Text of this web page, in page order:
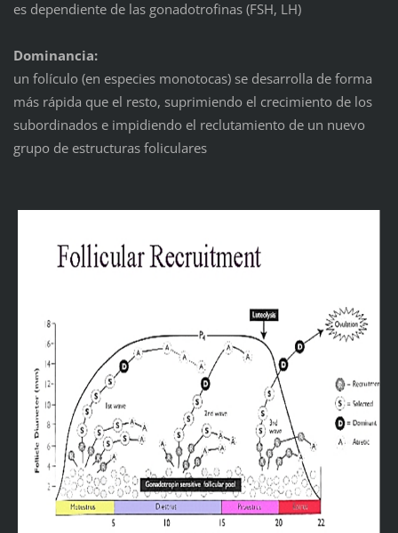
es dependiente de las gonadotrofinas (FSH, LH)
Dominancia:
un folículo (en especies monotocas) se desarrolla de forma
más rápida que el resto, suprimiendo el crecimiento de los
subordinados e impidiendo el reclutamiento de un nuevo
grupo de estructuras foliculares